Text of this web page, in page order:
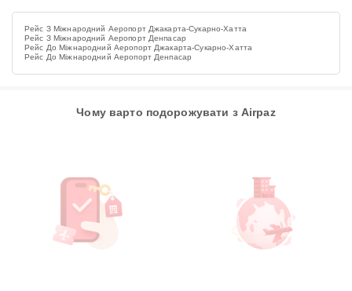
Рейс З Міжнародний Аеропорт Джакарта-Сукарно-Хатта
Рейс З Міжнародний Аеропорт Денпасар
Рейс До Міжнародний Аеропорт Джакарта-Сукарно-Хатта
Рейс До Міжнародний Аеропорт Денпасар
Чому варто подорожувати з Airpaz